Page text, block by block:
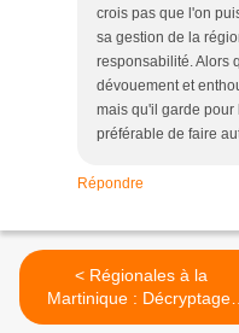
crois pas que l'on
sa gestion de la
responsabilité. Alors
dévouement et
mais qu'il garde
préférable de faire
Répondre
< Régionales à la
Martinique : Décryptage,
par Luc André.